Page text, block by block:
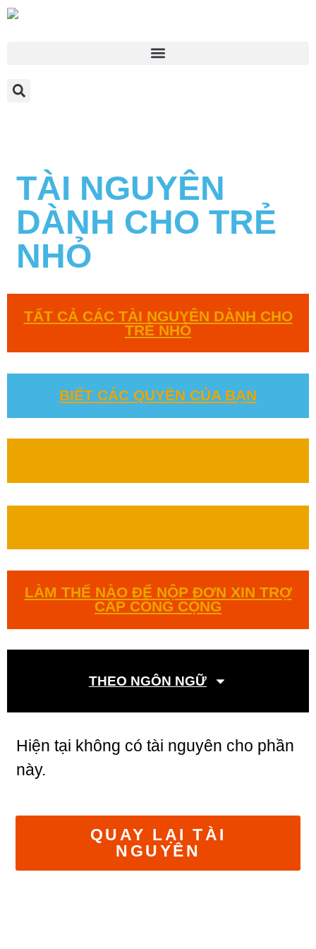
TÀI NGUYÊN
DÀNH CHO TRẺ
NHỎ
TẤT CẢ CÁC TÀI NGUYÊN DÀNH CHO
TRẺ NHỎ
BIẾT CÁC QUYỀN CỦA BẠN
LÀM THẾ NÀO ĐỂ NỘP ĐƠN XIN TRỢ
CẤP CÔNG CỘNG
THEO NGÔN NGỮ
Hiện tại không có tài nguyên cho phần
này.
QUAY LẠI TÀI
NGUYÊN